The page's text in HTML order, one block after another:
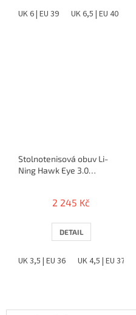
UK 6 | EU 39 UK 6,5 | EU 40
Stolnotenisová obuv Li-
Ning Hawk Eye 3.0
2 245 Kč
DETAIL
UK 3,5 | EU 36 UK 4,5 | EU 37